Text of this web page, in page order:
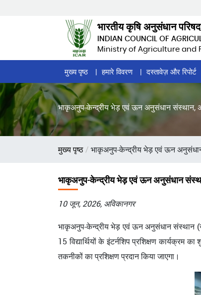
भारतीय कृषि अनुसंधान परिषद
INDIAN COUNCIL OF
Ministry of Agriculture and
Home
Page
Menu
मुख्य पृष्ठ हमारे विवरण दस्तावेज़ और रिपोर्ट
भाकृअनुप-केन्द्रीय भेड़ एवं ऊन अनुसंधान संस्थान,
पग
मुख्य पृष्ठ भाकृअनुप-केन्द्रीय भेड़ एवं ऊन अनुसंधान
भाकृअनुप-केन्द्रीय भेड़ एवं ऊन अनुसंधान
10 जून, 2026, अविकानगर
भाकृअनुप-केन्द्रीय भेड़ एवं ऊन अनुसंधान संस्थान
15 विद्यार्थियों के इंटर्नशिप प्रशिक्षण
तकनीकों का प्रशिक्षण प्रदान किया जाएगा।